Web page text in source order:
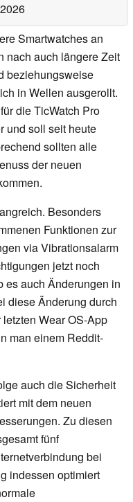
Smartwatches an
nach auch längere Zeit
beziehungsweise
in Wellen ausgerollt.
die TicWatch Pro
und soll seit heute
sollten alle
der neuen
Besonders
Funktionen zur
via Vibrationsalarm
jetzt noch
es auch Änderungen in
diese Änderung durch
Wear OS-App
man einem Reddit-
auch die Sicherheit
mit dem neuen
Zu diesen
fünf
bei
indessen optimiert